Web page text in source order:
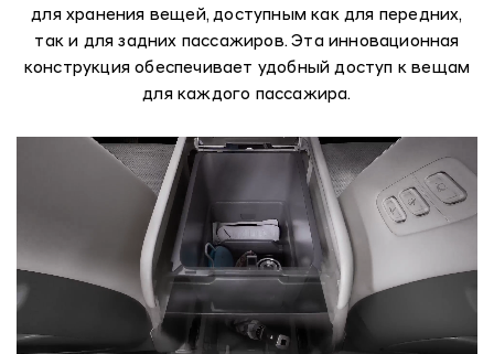
для хранения вещей, доступным как для передних,
так и для задних пассажиров. Эта инновационная
конструкция обеспечивает удобный доступ к вещам
для каждого пассажира.